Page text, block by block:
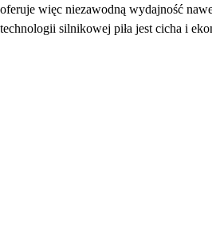
oferuje więc niezawodną wydajność
technologii silnikowej piła jest cicha i